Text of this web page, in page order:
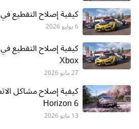
كيفية إصلاح التقطيع في Forza Horizon 6
6 يوليو 2026
Xbox
27 مايو 2026
Horizon 6
13 مايو 2026